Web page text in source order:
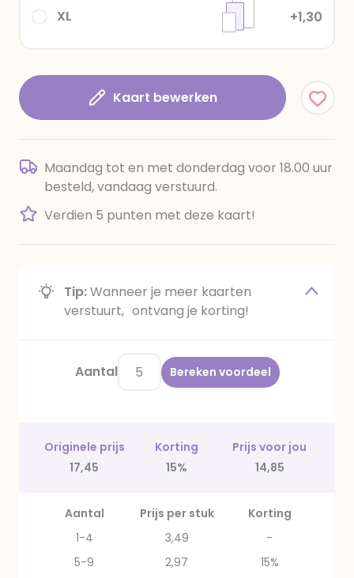
XL +1,30
Kaart bewerken
Maandag tot en met donderdag voor 18.00 uur
besteld, vandaag verstuurd.
Verdien 5 punten met deze kaart!
Tip:Wanneer je meer kaarten
verstuurt, ontvang je korting!
Aantal Bereken voordeel
Originele prijs Korting
Prijs voor jou
17,45
15% 14,85
Aantal Prijs per stuk
Korting
1-4
3,49
-
5-9
2,97
15%